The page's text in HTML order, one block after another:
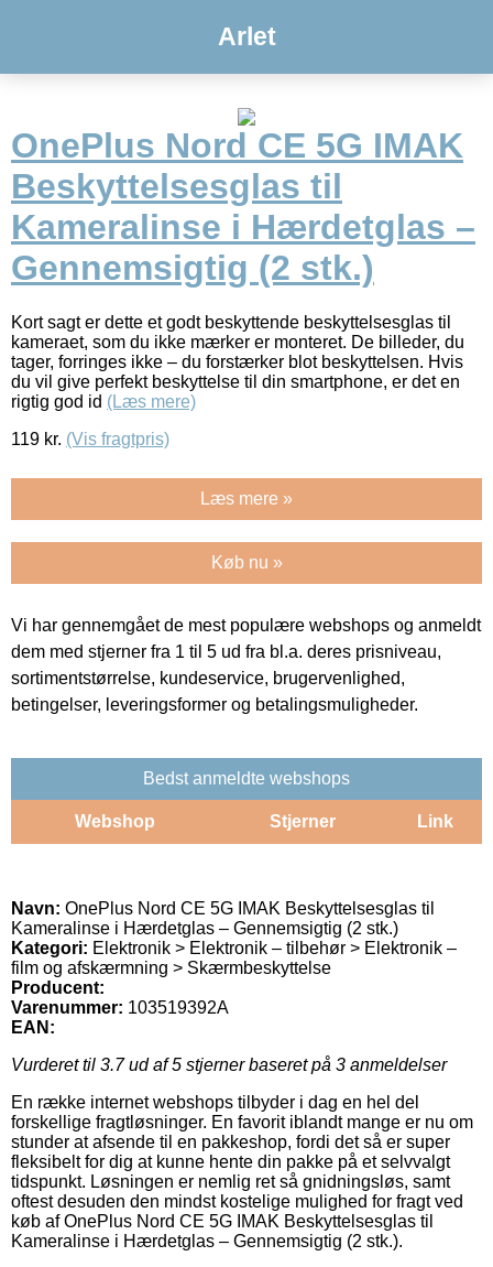
Arlet
OnePlus Nord CE 5G IMAK
Beskyttelsesglas til
Kameralinse i Hærdetglas –
Gennemsigtig (2 stk.)
Kort sagt er dette et godt beskyttende beskyttelsesglas til
kameraet, som du ikke mærker er monteret. De billeder, du
tager, forringes ikke – du forstærker blot beskyttelsen. Hvis
du vil give perfekt beskyttelse til din smartphone, er det en
rigtig god id (Læs mere)
119 kr. (Vis fragtpris)
Læs mere »
Køb nu »
Vi har gennemgået de mest populære webshops og anmeldt
dem med stjerner fra 1 til 5 ud fra bl.a. deres prisniveau,
sortimentstørrelse, kundeservice, brugervenlighed,
betingelser, leveringsformer og betalingsmuligheder.
Bedst anmeldte webshops
Webshop Stjerner Link
Navn: OnePlus Nord CE 5G IMAK Beskyttelsesglas til
Kameralinse i Hærdetglas – Gennemsigtig (2 stk.)
Kategori: Elektronik > Elektronik – tilbehør > Elektronik –
film og afskærmning > Skærmbeskyttelse
Producent:
Varenummer: 103519392A
EAN:
Vurderet til 3.7ud af 5 stjerner baseret på 3 anmeldelser
En række internet webshops tilbyder i dag en hel del
forskellige fragtløsninger. En favorit iblandt mange er nu om
stunder at afsende til en pakkeshop, fordi det så er super
fleksibelt for dig at kunne hente din pakke på et selvvalgt
tidspunkt. Løsningen er nemlig ret så gnidningsløs, samt
oftest desuden den mindst kostelige mulighed for fragt ved
køb af OnePlus Nord CE 5G IMAK Beskyttelsesglas til
Kameralinse i Hærdetglas – Gennemsigtig (2 stk.).